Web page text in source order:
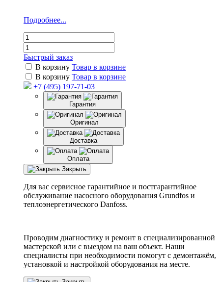
Подробнее...
Быстрый заказ
В корзину Товар в корзине
В корзину Товар в корзине
+7 (495) 197-71-03
Гарантия
Оригинал
Доставка
Оплата
Закрыть
Для вас сервисное гарантийное и постгарантийное
обслуживание насосного оборудования Grundfos и
теплоэнергетического Danfoss.
Проводим диагностику и ремонт в специализированной
мастерской или с выездом на ваш объект. Наши
специалисты при необходимости помогут с демонтажём,
установкой и настройкой оборудования на месте.